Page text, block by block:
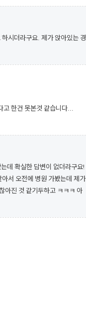
시더라구요. 제가 앉아있는 경
고 한건 못본것 같습니다...
데 확실한 답변이 없더라구요!
서 오전에 병원 가봤는데 제가
아진 것 같기두하고 ㅋㅋㅋ 아